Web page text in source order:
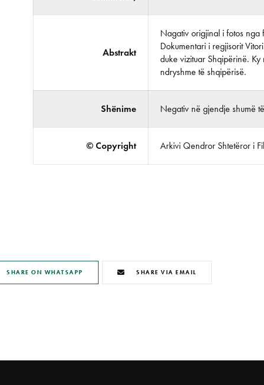
Abstrakt
Nagativ origjinal i fotos nga
Dokumentari i regjisorit
duke vizituar Shqipërinë.
ndryshme të shqipërisë.
Shënime Negativ në gjendje shumë
© Copyright Arkivi Qendror Shtetëror i
SHARE ON WHATSAPP SHARE VIA EMAIL